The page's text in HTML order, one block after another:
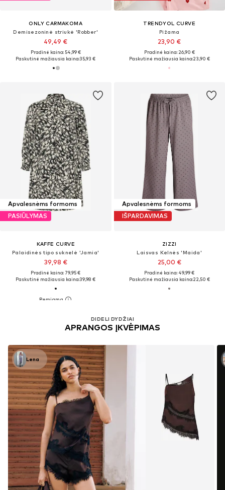
ONLY CARMAKOMA
Demisezoninė striukė 'Robber'
49,49 €
Pradinė kaina: 54,99 €
Paskutinė mažiausia kaina:35,93 €
TRENDYOL CURVE
Pižama
23,90 €
Pradinė kaina: 26,90 €
Paskutinė mažiausia kaina:23,90 €
Apvalesnėms formoms
PASIŪLYMAS
KAFFE CURVE
Palaidinės tipo suknelė 'Jamia'
39,98 €
Pradinė kaina: 79,95 €
Paskutinė mažiausia kaina:39,98 €
Apvalesnėms formoms
IŠPARDAVIMAS
ZIZZI
Laisvas Kelnės 'Maida'
25,00 €
Pradinė kaina: 49,99 €
Paskutinė mažiausia kaina:22,50 €
DIDELI DYDŽIAI
APRANGOS ĮKVĖPIMAS
Lena